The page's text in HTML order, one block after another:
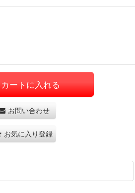
カートに入れる
お問い合わせ
お気に入り登録